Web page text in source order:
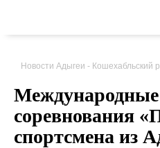
Новости Адыгеи - Кошехабльский
соревнования
спортсмена из